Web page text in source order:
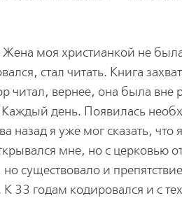
моя христианкой не
стал читать. Книга
читал, вернее, она была
день. Появилась
назад я уже мог сказать,
мне, но с церковью
существовало и
33 годам кодировался и с